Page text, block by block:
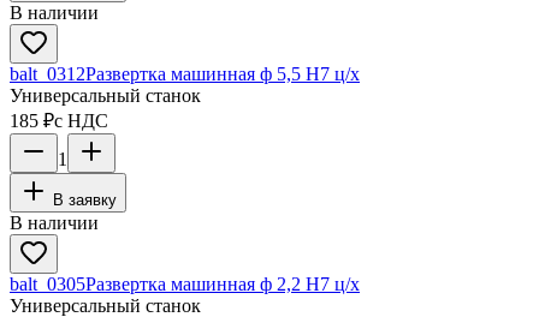
В наличии
balt_0312Развертка машинная ф 5,5 Н7 ц/х
Универсальный станок
185 ₽с НДС
1
В заявку
В наличии
balt_0305Развертка машинная ф 2,2 Н7 ц/х
Универсальный станок